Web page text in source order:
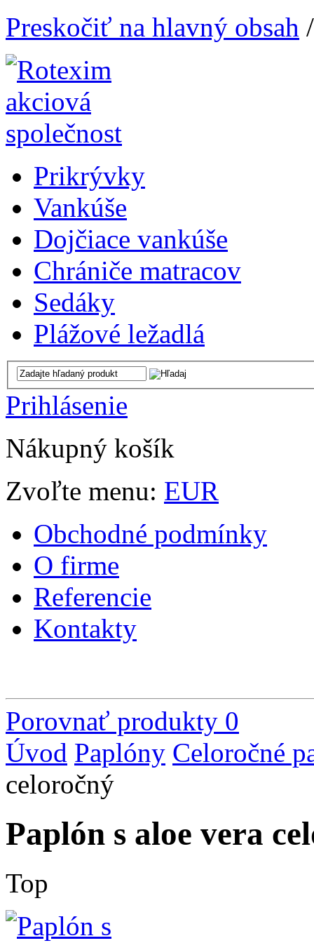
Preskočiť na hlavný obsah
Prikrývky
Vankúše
Dojčiace vankúše
Chrániče matracov
Sedáky
Plážové ležadlá
Prihlásenie
Nákupný košík
Zvoľte menu: EUR
Obchodné podmínky
O firme
Referencie
Kontakty
Porovnať produkty 0
Úvod Paplóny Celoročné
celoročný
Paplón s aloe vera
Top